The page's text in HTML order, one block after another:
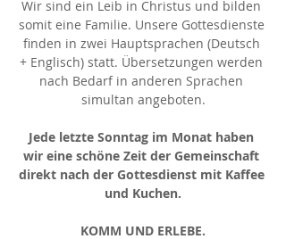
Wir sind ein Leib in Christus und bilden
somit eine Familie. Unsere Gottesdienste
finden in zwei Hauptsprachen (Deutsch
+ Englisch) statt. Übersetzungen werden
nach Bedarf in anderen Sprachen
simultan angeboten.
Jede letzte Sonntag im Monat haben
wir eine schöne Zeit der Gemeinschaft
direkt nach der Gottesdienst mit Kaffee
und Kuchen.
KOMM UND ERLEBE.